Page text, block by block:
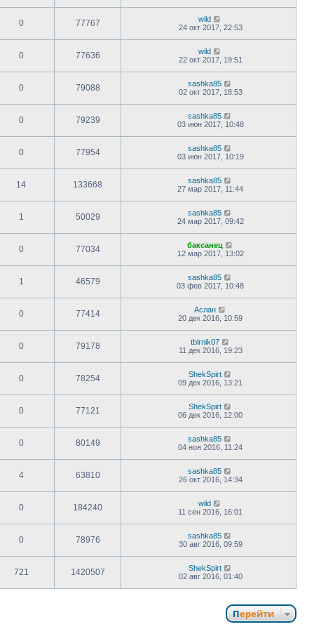
0 77767
wild
24 окт 2017, 22:53
0 77636
wild
22 окт 2017, 19:51
0 79088
sashka85
02 окт 2017, 18:53
0 79239
sashka85
03 июн 2017, 10:48
0 77954
sashka85
03 июн 2017, 10:19
14 133668
sashka85
27 мар 2017, 11:44
1 50029
sashka85
24 мар 2017, 09:42
0 77034
баксанец
12 мар 2017, 13:02
1 46579
sashka85
03 фев 2017, 10:48
0 77414
Аслан
20 дек 2016, 10:59
0 79178
tblrnik07
11 дек 2016, 19:23
0 78254
ShekSpirt
09 дек 2016, 13:21
0 77121
ShekSpirt
06 дек 2016, 12:00
0 80149
sashka85
04 ноя 2016, 11:24
4 63810
sashka85
26 окт 2016, 14:34
0 184240
wild
11 сен 2016, 16:01
0 78976
sashka85
30 авг 2016, 09:59
721 1420507
ShekSpirt
02 авг 2016, 01:40
Перейти